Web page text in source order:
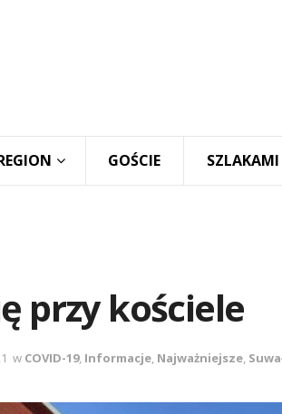
GOŚCIE
przy kościele
w COVID-19, Informacje, Najważniejsze,